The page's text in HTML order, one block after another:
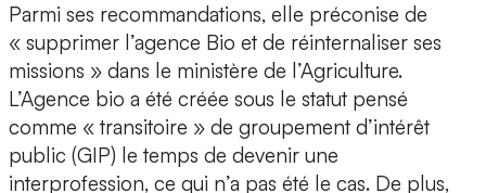
Parmi ses recommandations, elle préconise de
« supprimer l’agence Bio et de réinternaliser ses
missions » dans le ministère de l’Agriculture.
L’Agence bio a été créée sous le statut pensé
comme « transitoire » de groupement d’intérêt
public (GIP) le temps de devenir une
interprofession, ce qui n’a pas été le cas. De plus,